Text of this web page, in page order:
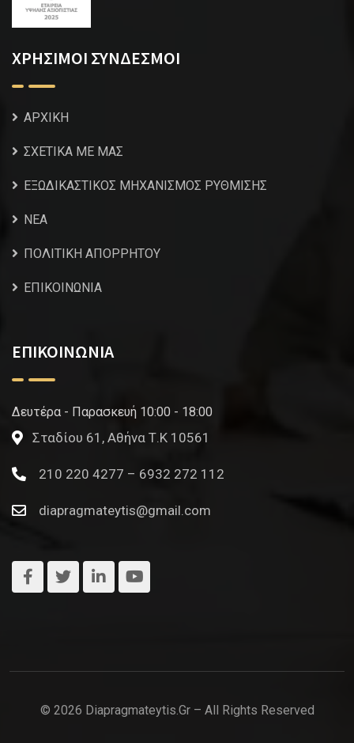
ΧΡΗΣΙΜΟΙ ΣΥΝΔΕΣΜΟΙ
ΑΡΧΙΚΗ
ΣΧΕΤΙΚΑ ΜΕ ΜΑΣ
ΕΞΩΔΙΚΑΣΤΙΚΟΣ ΜΗΧΑΝΙΣΜΟΣ ΡΥΘΜΙΣΗΣ
NEA
ΠΟΛΙΤΙΚΗ ΑΠΟΡΡΗΤΟΥ
ΕΠΙΚΟΙΝΩΝΙΑ
ΕΠΙΚΟΙΝΩΝΙΑ
Δευτέρα - Παρασκευή 10:00 - 18:00
Σταδίου 61, Αθήνα Τ.Κ 10561
210 220 4277 – 6932 272 112
diapragmateytis@gmail.com
© 2026 Diapragmateytis.gr – All Rights Reserved